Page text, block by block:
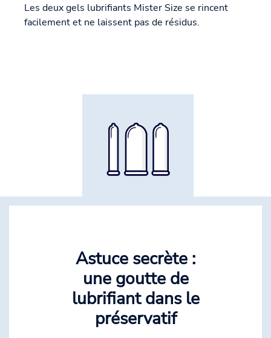
Les deux gels lubrifiants Mister Size se rincent
facilement et ne laissent pas de résidus.
Astuce secrète :
une goutte de
lubrifiant dans le
préservatif